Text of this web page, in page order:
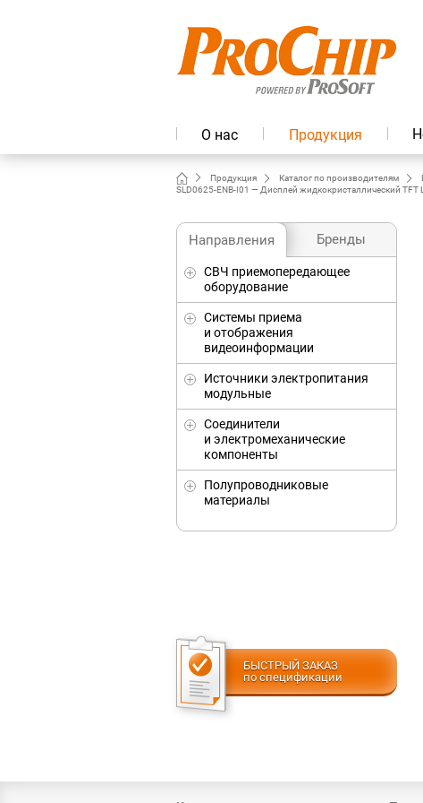
О нас Продукция
Продукция Каталог по производителям
SLD0625-ENB-I01 — Дисплей жидкокристаллический TFT
Направления Бренды
СВЧ приемопередающее
оборудование
Системы приема
и отображения
видеоинформации
Источники электропитания
модульные
Соединители
и электромеханические
компоненты
Полупроводниковые
материалы
БЫСТРЫЙ ЗАКАЗ
по спецификации